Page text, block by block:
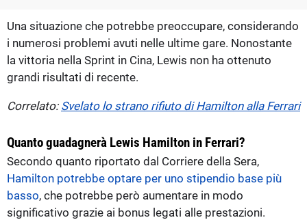
Una situazione che potrebbe preoccupare, considerando
i numerosi problemi avuti nelle ultime gare. Nonostante
la vittoria nella Sprint in Cina, Lewis non ha ottenuto
grandi risultati di recente.
Correlato: Svelato lo strano rifiuto di Hamilton alla Ferrari
Quanto guadagnerà Lewis Hamilton in Ferrari?
Secondo quanto riportato dal Corriere della Sera,
Hamilton potrebbe optare per uno stipendio base più
basso, che potrebbe però aumentare in modo
significativo grazie ai bonus legati alle prestazioni.